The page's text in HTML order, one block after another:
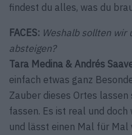
findest du alles, was du
FACES: Weshalb sollten wir
absteigen?
Tara Medina & Andrés
einfach etwas ganz
Zauber dieses Ortes
fassen. Es ist real und
und lässt einen Mal für Mal